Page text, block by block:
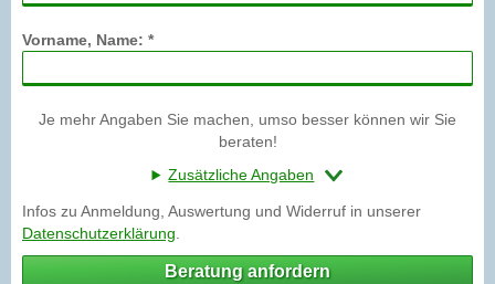
Vorname, Name: *
Je mehr Angaben Sie machen, umso besser können wir Sie
beraten!
Zusätzliche Angaben
Infos zu Anmeldung, Auswertung und Widerruf in unserer
Datenschutzerklärung
Beratung anfordern